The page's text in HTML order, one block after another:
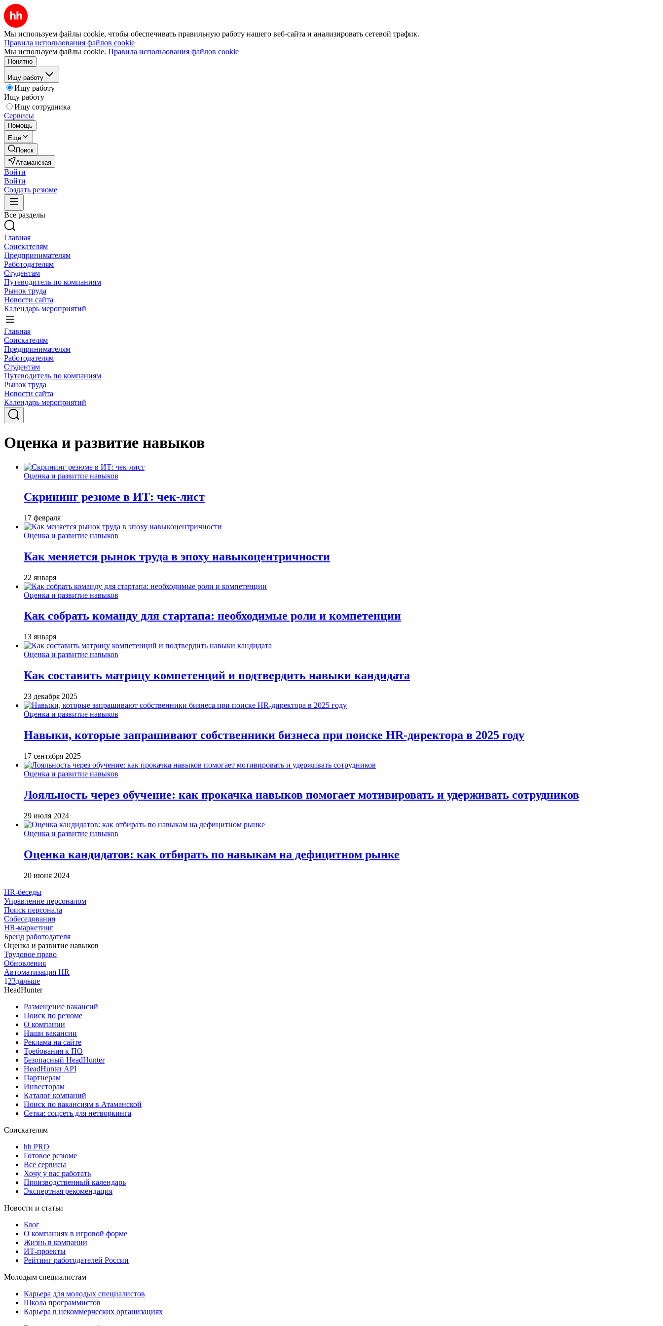
Мы используем файлы cookie, чтобы обеспечивать правильную работу нашего веб-сайта и анализировать сетевой трафик.
Правила использования файлов cookie
Мы используем файлы cookie. Правила использования файлов cookie
Понятно
Ищу работу
Ищу работу
Ищу работу
Ищу сотрудника
Сервисы
Помощь
Ещё
Поиск
Атаманская
Войти
Войти
Создать резюме
Все разделы
Главная
Соискателям
Предпринимателям
Работодателям
Студентам
Путеводитель по компаниям
Рынок труда
Новости сайта
Календарь мероприятий
Главная
Соискателям
Предпринимателям
Работодателям
Студентам
Путеводитель по компаниям
Рынок труда
Новости сайта
Календарь мероприятий
Оценка и развитие навыков
Оценка и развитие навыков
Скрининг резюме в ИТ: чек-лист
17 февраля
Оценка и развитие навыков
Как меняется рынок труда в эпоху навыкоцентричности
22 января
Оценка и развитие навыков
Как собрать команду для стартапа: необходимые роли и компетенции
13 января
Оценка и развитие навыков
Как составить матрицу компетенций и подтвердить навыки кандидата
23 декабря 2025
Оценка и развитие навыков
Навыки, которые запрашивают собственники бизнеса при поиске HR-директора в 2025 году
17 сентября 2025
Оценка и развитие навыков
Лояльность через обучение: как прокачка навыков помогает мотивировать и удерживать сотрудников
29 июля 2024
Оценка и развитие навыков
Оценка кандидатов: как отбирать по навыкам на дефицитном рынке
20 июня 2024
HR-беседы
Управление персоналом
Поиск персонала
Собеседования
HR-маркетинг
Бренд работодателя
Оценка и развитие навыков
Трудовое право
Обновления
Автоматизация HR
1 23дальше
HeadHunter
Размещение вакансий
Поиск по резюме
О компании
Наши вакансии
Реклама на сайте
Требования к ПО
Безопасный HeadHunter
HeadHunter API
Партнерам
Инвесторам
Каталог компаний
Поиск по вакансиям в Атаманской
Сетка: соцсеть для нетворкинга
Соискателям
hh PRO
Готовое резюме
Все сервисы
Хочу у вас работать
Производственный календарь
Экспертная рекомендация
Новости и статьи
Блог
О компаниях в игровой форме
Жизнь в компании
ИТ-проекты
Рейтинг работодателей России
Молодым специалистам
Карьера для молодых специалистов
Школа программистов
Карьера в некоммерческих организациях